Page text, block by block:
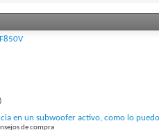
en un subwoofer activo, como lo
de compra